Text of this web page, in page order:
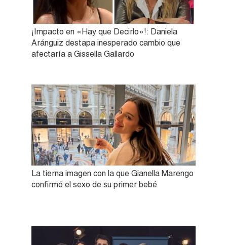
¡Impacto en «Hay que Decirlo»!: Daniela
Aránguiz destapa inesperado cambio que
afectaría a Gissella Gallardo
La tierna imagen con la que Gianella Marengo
confirmó el sexo de su primer bebé